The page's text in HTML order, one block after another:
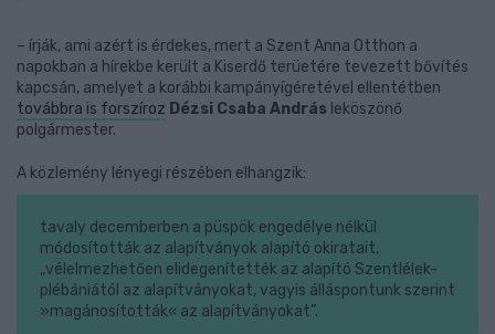
– írják, ami azért is érdekes, mert a Szent Anna Otthon a
napokban a hírekbe került a Kiserdő terüetére tevezett bővítés
kapcsán, amelyet a korábbi kampányígéretével ellentétben
továbbra is forszíroz Dézsi Csaba András leköszönő
polgármester.
A közlemény lényegi részében elhangzik:
tavaly decemberben a püspök engedélye nélkül
módosították az alapítványok alapító okiratait,
„vélelmezhetően elidegenítették az alapító Szentlélek-
plébániától az alapítványokat, vagyis álláspontunk szerint
»magánosították« az alapítványokat”.